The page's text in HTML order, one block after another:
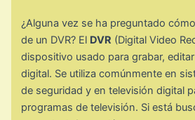
¿Alguna vez se ha preguntado cómo
de un DVR? El DVR (Digital Video
dispositivo usado para grabar,
digital. Se utiliza comúnmente en
de seguridad y en televisión digital
programas de televisión. Si está